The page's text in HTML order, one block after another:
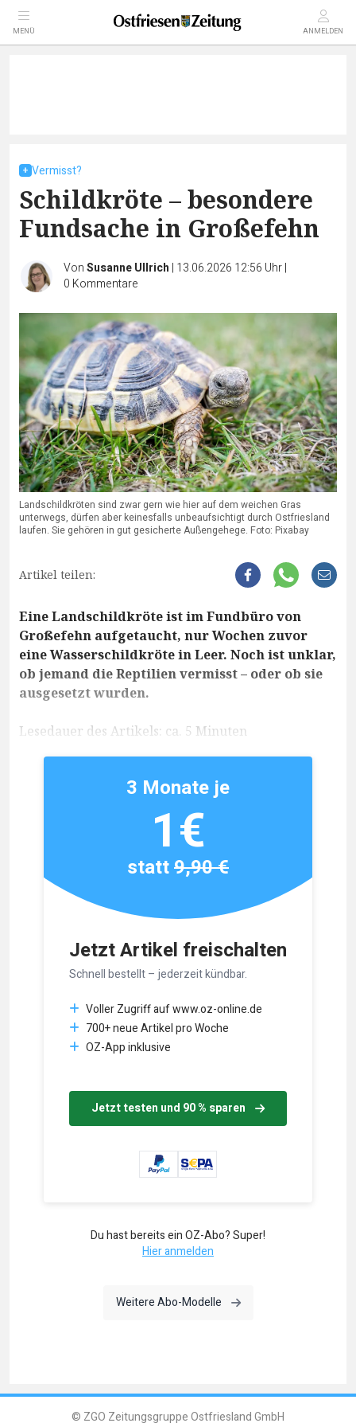
MENÜ ANMELDEN
Vermisst?
Schildkröte – besondere
Fundsache in Großefehn
VonSusanne Ullrich | 13.06.2026 12:56 Uhr|
0 Kommentare
Landschildkröten sind zwar gern wie hier auf dem weichen Gras
unterwegs, dürfen aber keinesfalls unbeaufsichtigt durch Ostfriesland
laufen. Sie gehören in gut gesicherte Außengehege. Foto: Pixabay
Artikel teilen:
Eine Landschildkröte ist im Fundbüro von
Großefehn aufgetaucht, nur Wochen zuvor
eine Wasserschildkröte in Leer. Noch ist unklar,
ob jemand die Reptilien vermisst – oder ob sie
ausgesetzt wurden.
Lesedauer des Artikels: ca. 5 Minuten
Jetzt Artikel freischalten
Schnell bestellt – jederzeit kündbar.
Voller Zugriff auf www.oz-online.de
700+ neue Artikel pro Woche
OZ-App inklusive
Jetzt testen und 90 % sparen
3 Monate je
1€
statt9,90 €
Du hast bereits ein OZ-Abo? Super!
Hier anmelden
Weitere Abo-Modelle
© ZGO Zeitungsgruppe Ostfriesland GmbH